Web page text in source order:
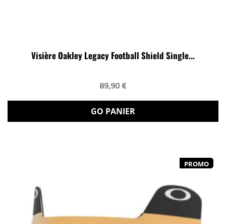
Visière Oakley Legacy Football Shield Single...
89,90 €
GO PANIER
PROMO